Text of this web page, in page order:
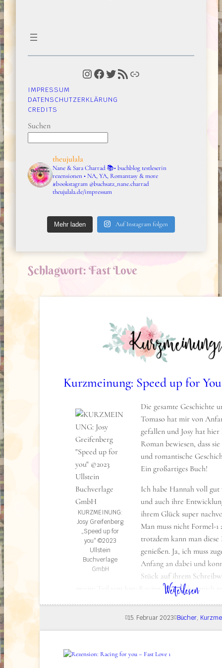
Instagram Facebook Twitter RSS-Feed Link
IMPRESSUM
DATENSCHUTZERKLÄRUNG
CREDITS
Suchen
theujulala
Nane & Sara Charrad📚• buchblog testleserin
rezensionen • NA, YA, Romantasy & more
#bookstagram @buchsatz_nane.charrad
theujulala.de/impressum
Mehr laden Auf Instagram folgen
Schlagwort: Fast Love
Weiterlesen: Kurzmeinung: Speed up for You – Fast Love 2
Kurzmeinung: Speed up for
KURZMEINUNG:
Josy Greifenberg
„Speed up for
you“ ©2023
Ullstein
Buchverlage
GmbH
Die gesamte Geschichte
Tomaso hat mir von
gefallen und Josy hat
Roman bewiesen, dass
und romantische
Ein großartiges Buch!
Ich habe Hannah voll gut
und auch ihre
ihrem Glück super
Man muss nicht Formel-
trotzdem kann man
genießen. Ja, ich muss
Anfang an dabei und
Stück auf ihrem
zweite Teil von Josy Racing-Dilogie hat mich
Er ist auf dem Weg in die Formel 1, sie auf
15. Februar 2023 Bücher,